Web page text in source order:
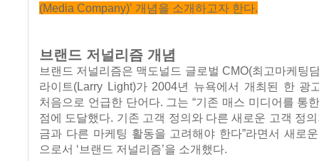
(Media Company)’ 개념을 소개하고자 한다.
브랜드 저널리즘 개념
브랜드 저널리즘은 맥도널드 글로벌 CMO(최고마케팅
라이트(Larry Light)가 2004년 뉴욕에서 개최된 한 광
처음으로 언급한 단어다. 그는 “기존 매스 미디어를 통
점에 도달했다. 기존 고객 정의와 다른 새로운 고객 정
금과 다른 마케팅 활동을 고려해야 한다”라면서 새로
으로서 ‘브랜드 저널리즘’을 소개했다.